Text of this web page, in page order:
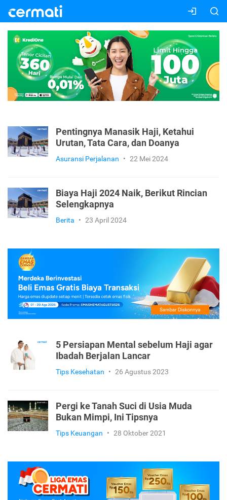
Pentingnya Manasik Haji, Ketahui
Urutan, Tata Cara, dan Doanya
Asuransi Perjalanan • 22 Mei 2024
Biaya Haji 2024 Naik, Berikut Rincian
Selengkapnya
Berita • 23 April 2024
5 Persiapan Mental sebelum Haji agar
Ibadah Berjalan Lancar
Tips Kesehatan • 26 Agustus 2023
Pergi ke Tanah Suci di Usia Muda
Bukan Mimpi, Ini Tipsnya
Tips Keuangan • 28 Oktober 2021